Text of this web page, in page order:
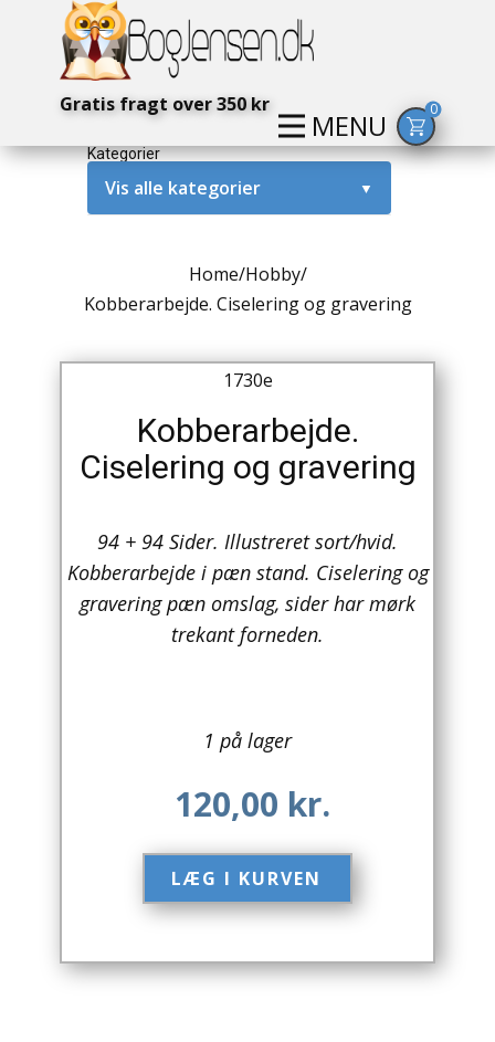
MENU
Gratis fragt over 350 kr 0
Kategorier
Vis alle kategorier ▼
Amerika / USA
Antikke / Specielle Bøger
Antikviteter
Arkitektur
Asien
Australien
Computer / IT
Drikkevare / Øl / Vin
Home/Hobby/
Kobberarbejde. Ciselering og gravering
1730e
Kobberarbejde.
Ciselering og gravering
94 + 94 Sider. Illustreret sort/hvid.
Kobberarbejde i pæn stand. Ciselering og
gravering pæn omslag, sider har mørk
trekant forneden.
1 på lager
120,00 kr.
LÆG I KURVEN​